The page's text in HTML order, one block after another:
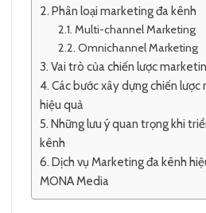
Phân loại marketing đa kênh
Multi-channel Marketing
Omnichannel Marketing
Vai trò của chiến lược
Các bước xây dựng chiến
hiệu quả
Những lưu ý quan trọng khi
kênh
Dịch vụ Marketing đa kênh
MONA Media